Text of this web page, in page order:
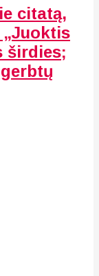
citatą,
širdies;